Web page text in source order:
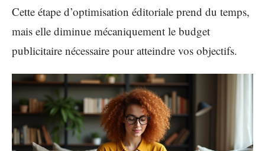
Cette étape d’optimisation éditoriale prend du temps,
mais elle diminue mécaniquement le budget
publicitaire nécessaire pour atteindre vos objectifs.